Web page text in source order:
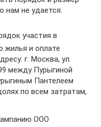
нам не удается.
участия в
жилья и оплате
г. Москва, ул.
между Пурыгиной
Пантелеем
по всем затратам,
ООО